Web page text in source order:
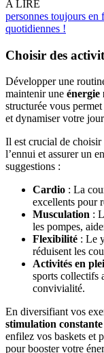
A LIRE
personnes toujours
quotidiennes !
Choisir des
Développer une
maintenir une énergie
structurée vous
et dynamiser votre
Il est crucial de choisir
l’ennui et assurer un
suggestions :
Cardio : La
excellents pour
Musculation :
les pompes,
Flexibilité : Le
réduisent les
Activités en
sports collectifs
convivialité.
En diversifiant vos
stimulation constante
enfilez vos baskets et
pour booster votre